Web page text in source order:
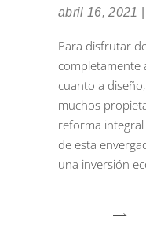
abril 16, 2021
Para disfrutar
completamente
cuanto a
muchos
reforma
de esta
una inversión